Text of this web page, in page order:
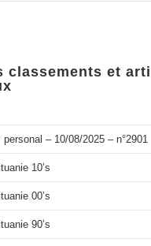
classements et
– 10/08/2025 – n°2901
10’s
00’s
90’s